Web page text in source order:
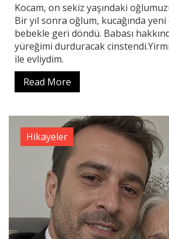
Kocam, on sekiz yaşındaki
Bir yıl sonra oğlum, kucağında
bebekle geri döndü. Babası
yüreğimi durduracak cinstendi.Yirmi
ile evliydim.
Read More
Hikayeler